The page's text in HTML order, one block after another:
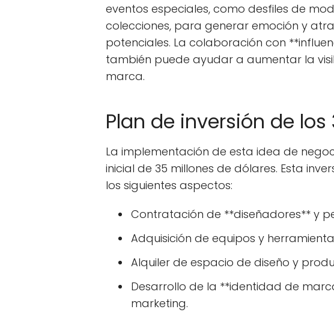
eventos especiales, como desfiles de
colecciones, para generar emoción y
potenciales. La colaboración con
también puede ayudar a aumentar la
marca.
Plan de inversión de
La implementación de esta idea de
inicial de 35 millones de dólares. Esta
los siguientes aspectos:
Contratación de **diseñadores** y
Adquisición de equipos y
Alquiler de espacio de diseño y
Desarrollo de la **identidad de
marketing.